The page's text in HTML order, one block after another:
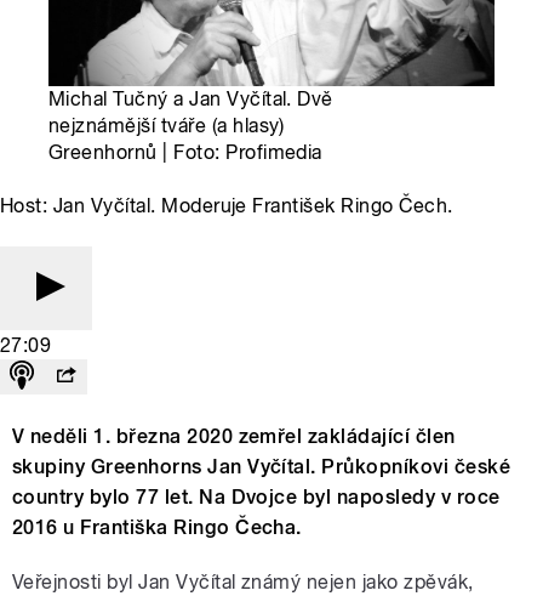
Michal Tučný a Jan Vyčítal. Dvě
nejznámější tváře (a hlasy)
Greenhornů | Foto: Profimedia
Host: Jan Vyčítal. Moderuje František Ringo Čech.
27:09
V neděli 1. března 2020 zemřel zakládající člen
skupiny Greenhorns Jan Vyčítal. Průkopníkovi české
country bylo 77 let. Na Dvojce byl naposledy v roce
2016 u Františka Ringo Čecha.
Veřejnosti byl Jan Vyčítal známý nejen jako zpěvák,